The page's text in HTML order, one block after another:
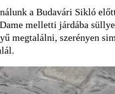
a Budavári Sikló
melletti járdába
megtalálni, szerényen